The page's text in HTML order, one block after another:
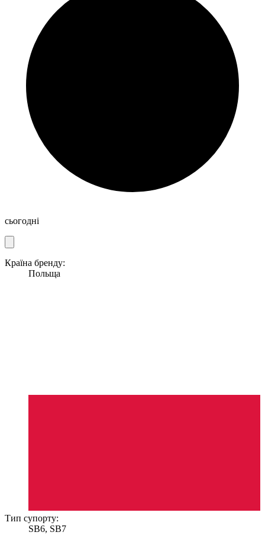
сьогодні
Країна бренду:
Польща
Тип супорту:
SB6, SB7